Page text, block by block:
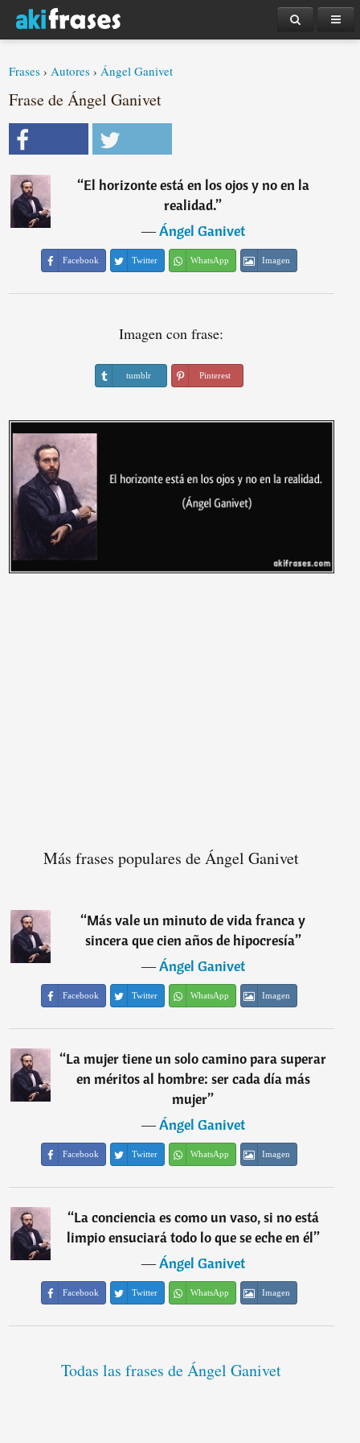
Frases ›Autores ›Ángel Ganivet
Frase de Ángel Ganivet
“El horizonte está en los ojos y no en la
realidad.”
―Ángel Ganivet
Facebook Twitter WhatsApp Imagen
Imagen con frase:
tumblr Pinterest
Más frases populares de Ángel Ganivet
“Más vale un minuto de vida franca y
sincera que cien años de hipocresía”
―Ángel Ganivet
Facebook Twitter WhatsApp Imagen
“La mujer tiene un solo camino para superar
en méritos al hombre: ser cada día más
mujer”
―Ángel Ganivet
Facebook Twitter WhatsApp Imagen
“La conciencia es como un vaso, si no está
limpio ensuciará todo lo que se eche en él”
―Ángel Ganivet
Facebook Twitter WhatsApp Imagen
Todas las frases de Ángel Ganivet